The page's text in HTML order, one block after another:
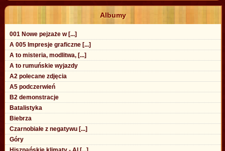
Albumy
001 Nowe pejzaże w [...]
A 005 Impresje graficzne [...]
A to misteria, modlitwa, [...]
A to rumuńskie wyjazdy
A2 polecane zdjęcia
A5 podczerwień
B2 demonstracje
Batalistyka
Biebrza
Czarnobiałe z negatywu [...]
Góry